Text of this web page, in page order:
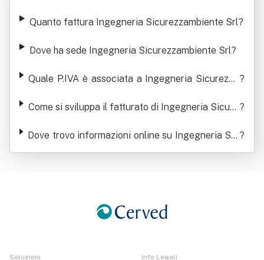
Quanto fattura Ingegneria Sicurezzambiente Srl?
Dove ha sede Ingegneria Sicurezzambiente Srl?
Quale P.IVA è associata a Ingegneria Sicurezza ?
Come si sviluppa il fatturato di Ingegneria Sicure ?
Dove trovo informazioni online su Ingegneria Sic
urezzambiente Srl
?
Soluzioni Info Legali